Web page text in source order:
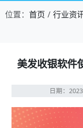
位置： 首页 行业资
美发收银软件
日期：